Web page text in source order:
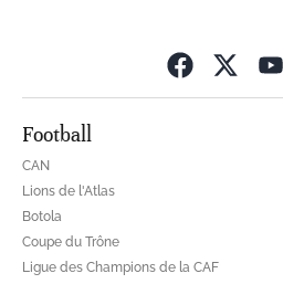
Football
CAN
Lions de l'Atlas
Botola
Coupe du Trône